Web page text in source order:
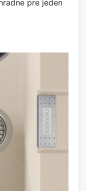
pre jeden